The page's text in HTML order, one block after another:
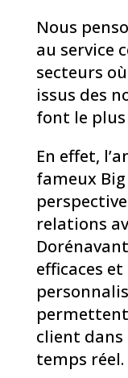
Nous
au service
secteurs
issus des
font le
En effet,
fameux
relations
efficaces
client dans
temps réel.